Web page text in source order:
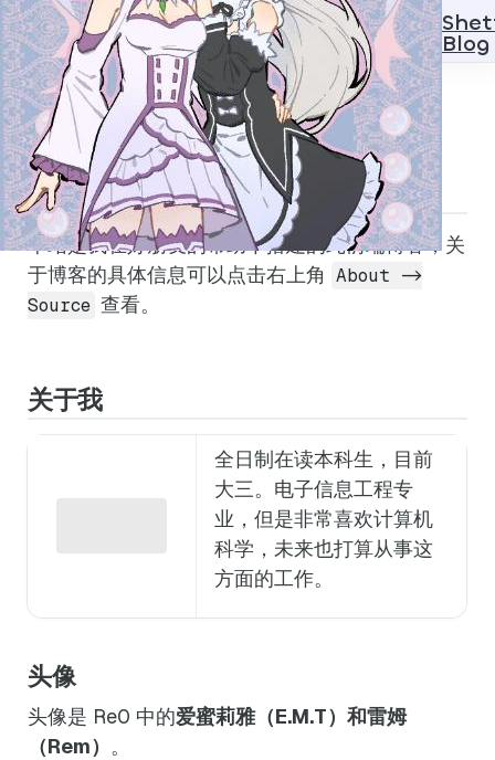
Blog
简介
关于本站
本站是我在好朋友的帮助下搭建的纯前端博客，关
于博客的具体信息可以点击右上角
About ->
Source 查看。
关于我
全日制在读本科生，目前
大三。电子信息工程专
业，但是非常喜欢计算机
科学，未来也打算从事这
方面的工作。
头像
头像是 Re0 中的爱蜜莉雅（E.M.T）和雷姆
（Rem） 。